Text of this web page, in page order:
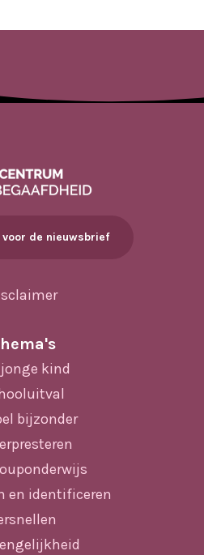
de nieuwsbrief
kind
bijzonder
en identificeren